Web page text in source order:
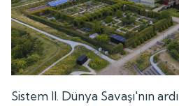
Sistem II. Dünya Savaşı'nın